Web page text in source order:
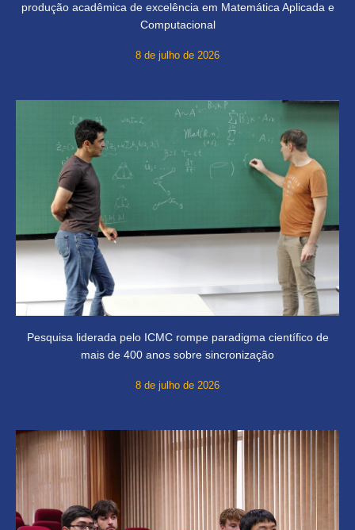
produção acadêmica de excelência em Matemática Aplicada e
Computacional
8 de julho de 2026
Pesquisa liderada pelo ICMC rompe paradigma científico de
mais de 400 anos sobre sincronização
8 de julho de 2026